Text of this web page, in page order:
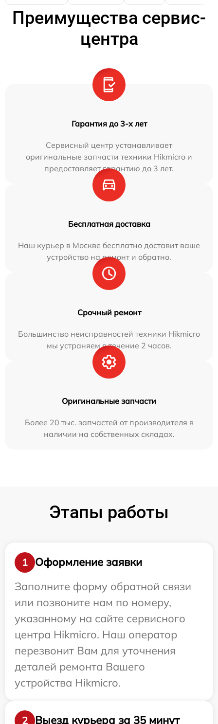
Преимущества сервис-
центра
Гарантия до 3-х лет
Сервисный центр устанавливает
оригинальные запчасти техники Hikmicro и
предоставляет гарантию до 3 лет.
Бесплатная доставка
Наш курьер в Москве бесплатно доставит ваше
устройство на ремонт и обратно.
Срочный ремонт
Большинство неисправностей техники Hikmicro
мы устраняем в течение 2 часов.
Оригинальные запчасти
Более 20 тыс. запчастей от производителя в
наличии на собственных складах.
Этапы работы
1
Оформление заявки
Заполните форму обратной связи
или позвоните нам по номеру,
указанному на сайте сервисного
центра Hikmicro. Наш оператор
перезвонит Вам для уточнения
деталей ремонта Вашего
устройства Hikmicro.
2 Выезд курьера за 35 минут